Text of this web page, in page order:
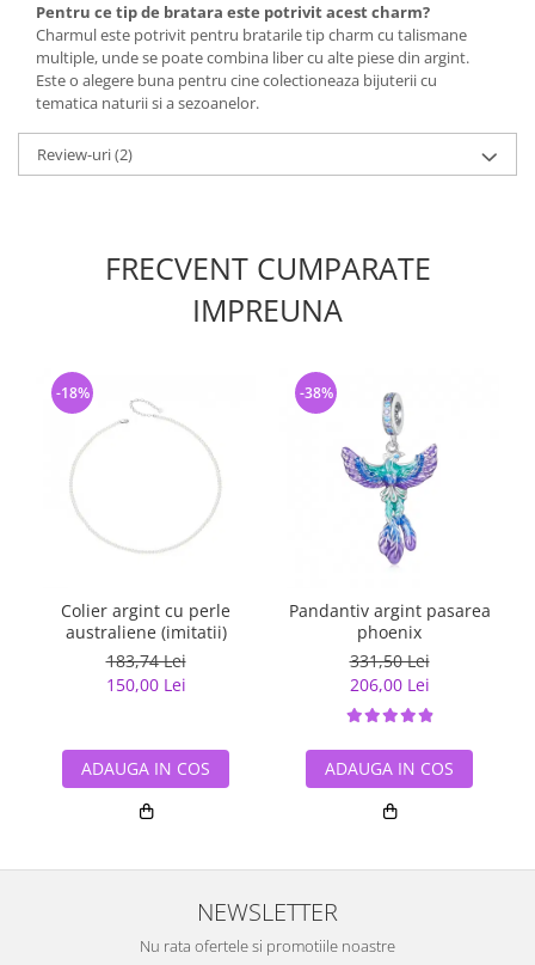
Pentru ce tip de bratara este potrivit acest charm?
Charmul este potrivit pentru bratarile tip charm cu talismane
multiple, unde se poate combina liber cu alte piese din argint.
Este o alegere buna pentru cine colectioneaza bijuterii cu
tematica naturii si a sezoanelor.
Review-uri(2)
FRECVENT CUMPARATE
IMPREUNA
Colier argint cu perle
australiene (imitatii)
183,74 Lei
150,00 Lei
-18%
ADAUGA IN COS
Pandantiv argint pasarea
phoenix
331,50 Lei
206,00 Lei
-38%
ADAUGA IN COS
NEWSLETTER
Nu rata ofertele si promotiile noastre